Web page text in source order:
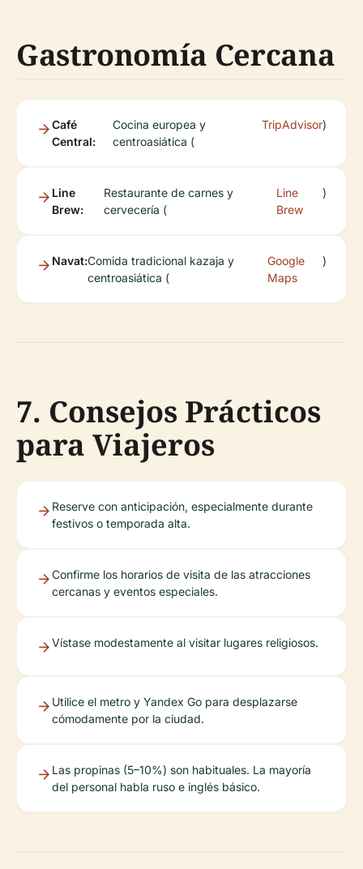
Gastronomía Cercana
Café
Central:
Cocina europea y
centroasiática (
TripAdvisor)
Line
Brew:
Restaurante de carnes y
cervecería (
Line
Brew
)
Navat:Comida tradicional kazaja y
centroasiática (
Google
Maps
)
7. Consejos Prácticos
para Viajeros
Reserve con anticipación, especialmente durante
festivos o temporada alta.
Confirme los horarios de visita de las atracciones
cercanas y eventos especiales.
Vístase modestamente al visitar lugares religiosos.
Utilice el metro y Yandex Go para desplazarse
cómodamente por la ciudad.
Las propinas (5–10%) son habituales. La mayoría
del personal habla ruso e inglés básico.